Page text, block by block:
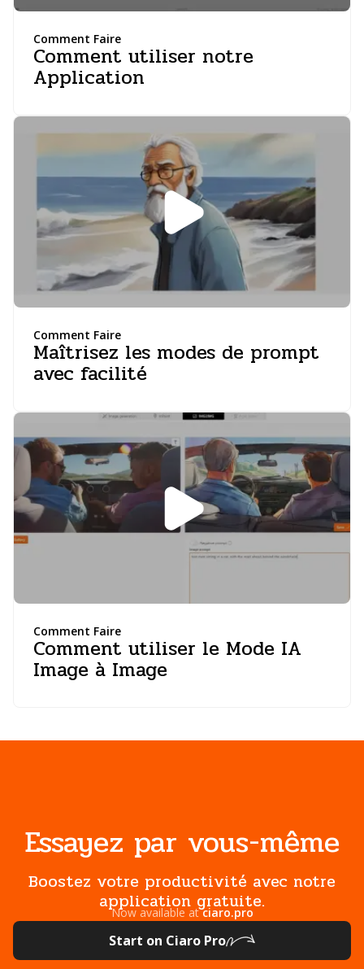
Comment Faire
Comment utiliser notre
Application
Comment Faire
Maîtrisez les modes de prompt
avec facilité
Comment Faire
Comment utiliser le Mode IA
Image à Image
Essayez par vous-même
Boostez votre productivité avec notre
application gratuite.
Now available at ciaro.pro
Start on Ciaro Pro